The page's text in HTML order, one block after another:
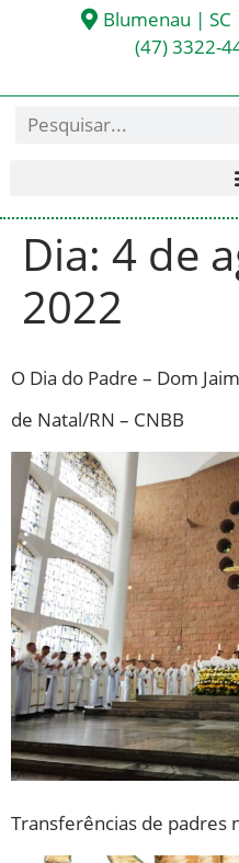
Blumenau | SC
(47) 3322-
Dia: 4 de
2022
O Dia do Padre – Dom
de Natal/RN – CNBB
Transferências de padres